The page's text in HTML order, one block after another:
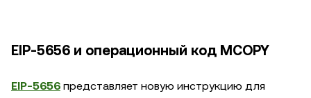
EIP-5656 и операционный код MCOPY
EIP-5656 представляет новую инструкцию для